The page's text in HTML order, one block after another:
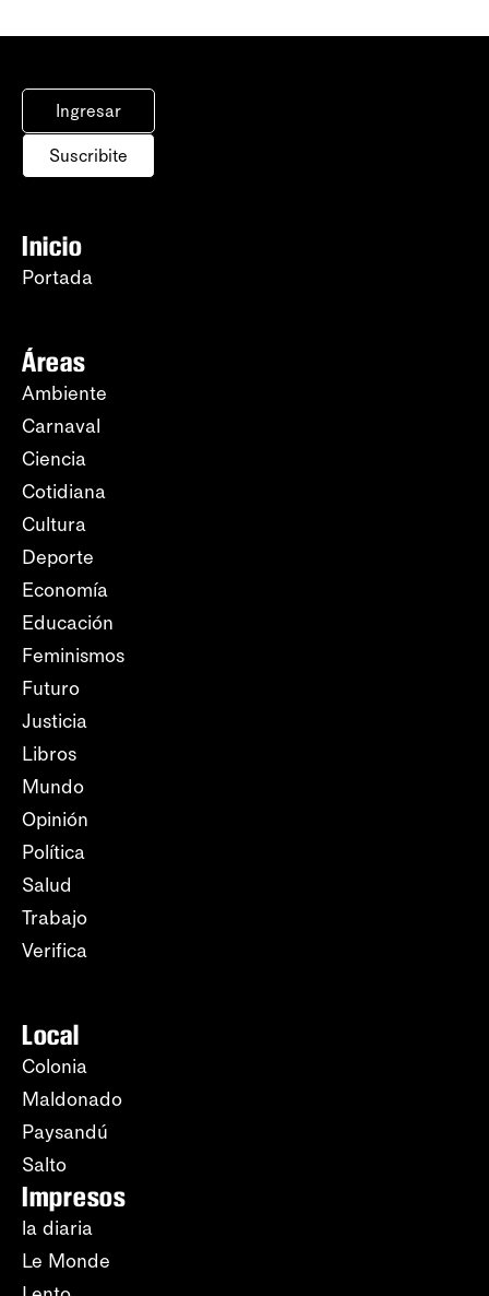
Ingresar
Suscribite
Inicio
Portada
Áreas
Ambiente
Carnaval
Ciencia
Cotidiana
Cultura
Deporte
Economía
Educación
Feminismos
Futuro
Justicia
Libros
Mundo
Opinión
Política
Salud
Trabajo
Verifica
Local
Colonia
Maldonado
Paysandú
Salto
Impresos
la diaria
Le Monde